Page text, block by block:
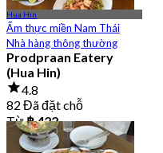
Hua Hin
Ẩm thực miền Nam Thái
Nhà hàng thông thường
Prodpraan Eatery
(Hua Hin)
4.8
82 Đã đặt chỗ
Từ฿ 422